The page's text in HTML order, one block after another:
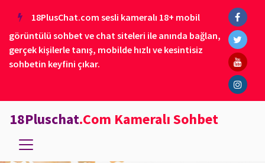
18PlusChat.com sesli kameralı 18+ mobil
görüntülü sohbet ve chat siteleri ile anında bağlan,
gerçek kişilerle tanış, mobilde hızlı ve kesintisiz
sohbetin keyfini çıkar.
18Pluschat.Com Kameralı Sohbet